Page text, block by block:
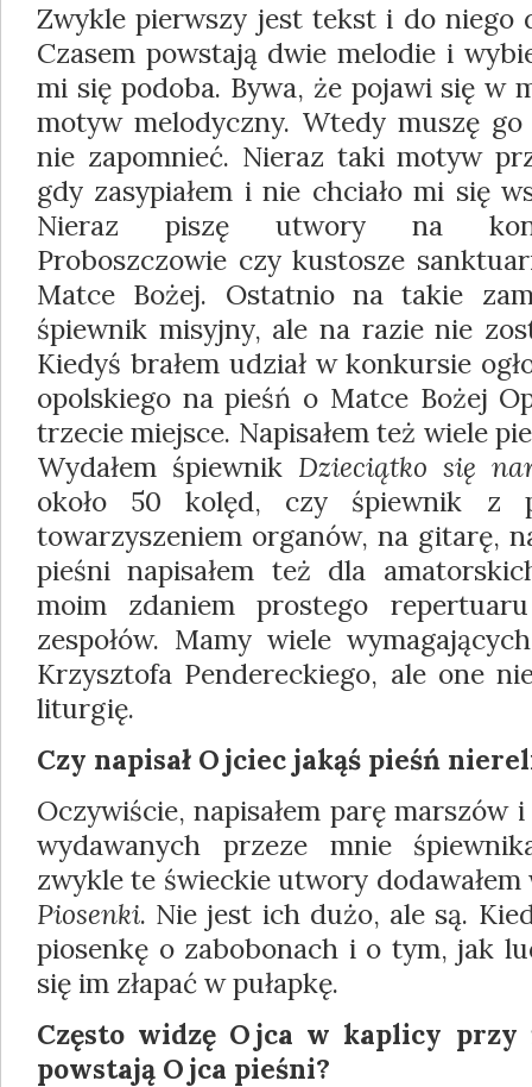
Zwykle pierwszy jest tekst i do niego
Czasem powstają dwie melodie i
mi się podoba. Bywa, że pojawi się w
motyw melodyczny. Wtedy muszę
nie zapomnieć. Nieraz taki motyw
gdy zasypiałem i nie chciało mi się
Nieraz piszę utwory na
Proboszczowie czy ku­stosze
Matce Bożej. Ostatnio na takie
śpiewnik misyjny, ale na razie nie
Kiedyś brałem udział w konkursie
opolskiego na pieśń o Matce Bożej
trzecie miejsce. Napisałem też wiele
Wydałem śpiewnik Dzieciątko się
około 50 kolęd, czy śpiewnik z
towarzyszeniem organów, na gitarę,
pieśni napisałem też dla
moim zdaniem prostego
zespo­łów. Mamy wiele
Krzysz­tofa Pendereckiego, ale one
liturgię.
Czy napisał Ojciec jakąś pieśń
Oczywiście, napisałem parę marszów
wydawanych przeze mnie
zwykle te świeckie utwory
Piosenki. Nie jest ich dużo, ale są.
piosenkę o zabobonach i o tym, jak
się im złapać w pułapkę.
Często widzę Ojca w kaplicy przy
powstają Ojca pieśni?